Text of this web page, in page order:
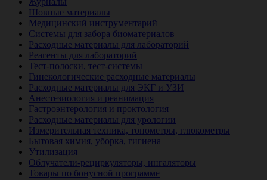
Шовные материалы
Медицинский инструментарий
Системы для забора биоматериалов
Расходные материалы для лабораторий
Реагенты для лабораторий
Тест-полоски, тест-системы
Гинекологические расходные материалы
Расходные материалы для ЭКГ и УЗИ
Анестезиология и реанимация
Гастроэнтерология и проктология
Расходные материалы для урологии
Измерительная техника, тонометры, глюкометры
Бытовая химия, уборка, гигиена
Утилизация
Облучатели-рециркуляторы, ингаляторы
Товары по бонусной программе